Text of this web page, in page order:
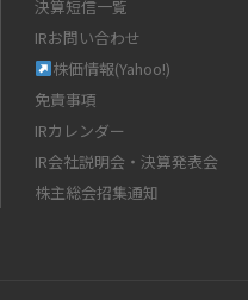
決算短信一覧
IRお問い合わせ
株価情報(Yahoo!)
免責事項
IRカレンダー
IR会社説明会・決算発表会
株主総会招集通知